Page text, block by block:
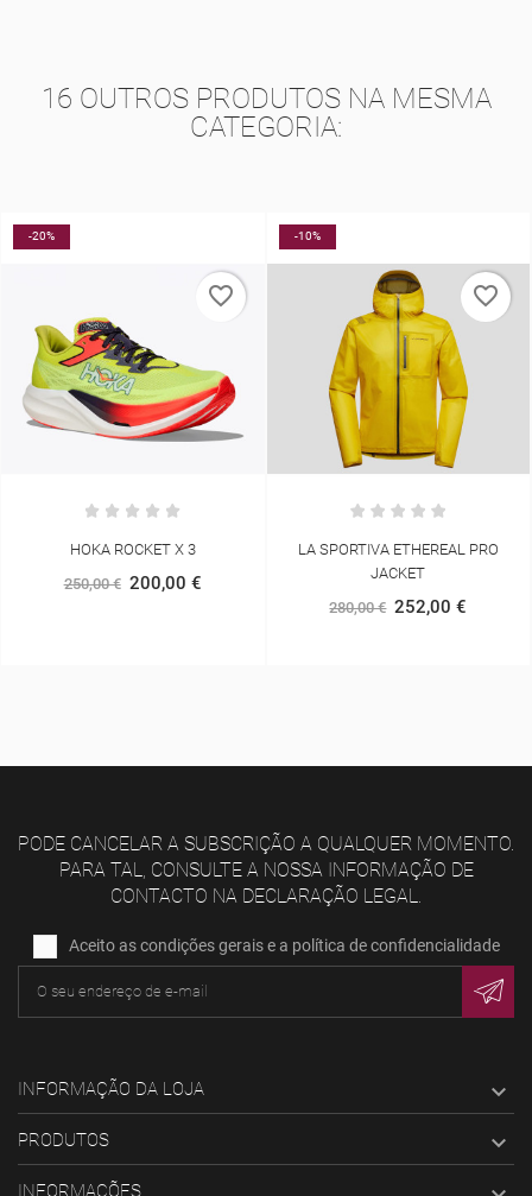
16 OUTROS PRODUTOS NA MESMA
CATEGORIA:
-10%
LA SPORTIVA ETHEREAL PRO
JACKET
favorite_border
LA SPORTIVA ORTHOLITE INSOLES
10,99 €
favorite_border
PODE CANCELAR A SUBSCRIÇÃO A QUALQUER MOMENTO.
PARA TAL, CONSULTE A NOSSA INFORMAÇÃO DE
CONTACTO NA DECLARAÇÃO LEGAL.
Aceito as condições gerais e a política de confidencialidade
INFORMAÇÃO DA LOJA 
PRODUTOS 
INFORMAÇÕES